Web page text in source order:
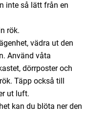
inte så lätt från en
rök.
vädra ut den
Använd våta
dörrposter och
Täpp också till
ut luft.
kan du blöta ner den